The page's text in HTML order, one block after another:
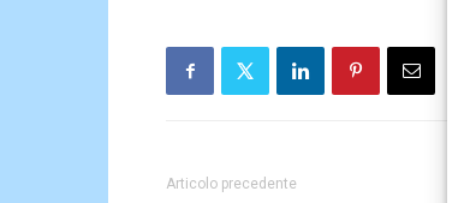
Articolo precedente